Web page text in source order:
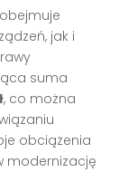
jak i
suma
, co można
obciążenia
modernizację